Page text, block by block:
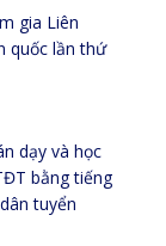
gia Liên
quốc lần thứ
dạy và học
bằng tiếng
tuyển